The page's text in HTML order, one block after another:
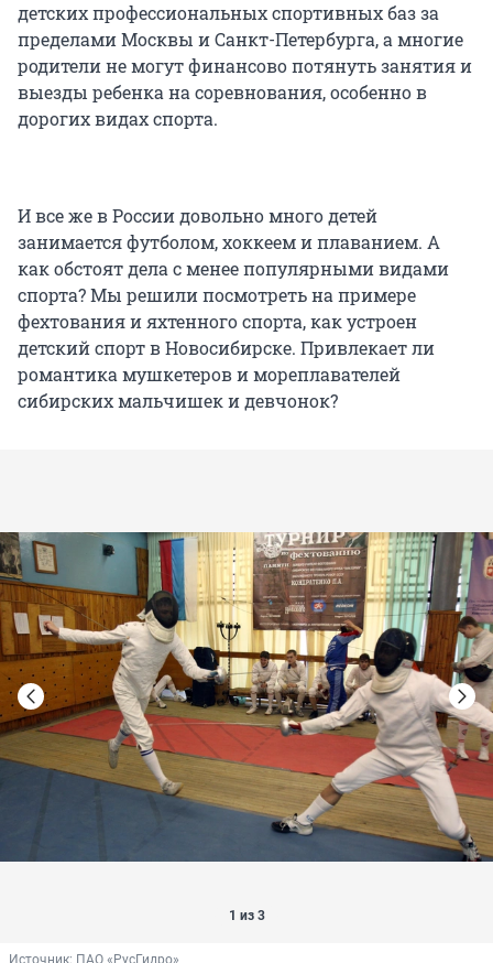
детских профессиональных спортивных баз за
пределами Москвы и Санкт-Петербурга, а многие
родители не могут финансово потянуть занятия и
выезды ребенка на соревнования, особенно в
дорогих видах спорта.
И все же в России довольно много детей
занимается футболом, хоккеем и плаванием. А
как обстоят дела с менее популярными видами
спорта? Мы решили посмотреть на примере
фехтования и яхтенного спорта, как устроен
детский спорт в Новосибирске. Привлекает ли
романтика мушкетеров и мореплавателей
сибирских мальчишек и девчонок?
1 из 3